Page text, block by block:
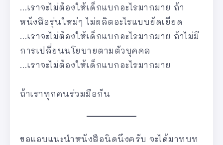
…เราจะไม่ต้องให้เด็กแบกอะไรมากมาย ถ้า
หนังสือรุ่นใหม่ๆ ไม่ผลิตอะไรแบบยัดเยียด
…เราจะไม่ต้องให้เด็กแบกอะไรมากมาย ถ้าไม่มี
การเปลี่ยนนโยบายตามตัวบุคคล
…เราจะไม่ต้องให้เด็กแบกอะไรมากมาย
ถ้าเราทุกคนร่วมมือกัน
ขอแอบแนะนำหนังสือนิดนึงครับ จะได้มาทบท